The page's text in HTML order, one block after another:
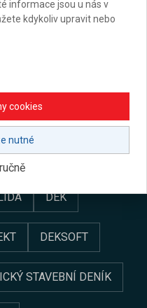
Zaregistrovat se
DEK
DEKSOFT
STAVEBNÍ DENÍK
informace jsou u nás v
kdykoliv upravit nebo
cookies
nutné